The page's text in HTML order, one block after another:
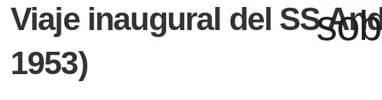
Viaje inaugural del SS
1953)